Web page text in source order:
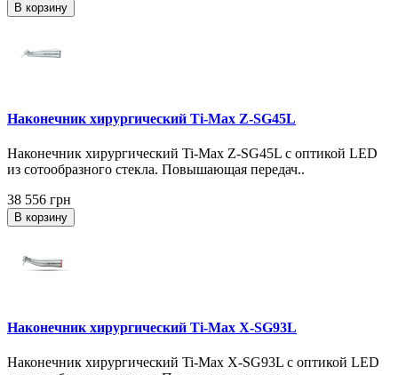
В корзину
Наконечник хирургический Ti-Max Z-SG45L
Наконечник хирургический Ti-Max Z-SG45L с оптикой LED
из сотообразного стекла. Повышающая передач..
38 556 грн
В корзину
Наконечник хирургический Ti-Max X-SG93L
Наконечник хирургический Ti-Max X-SG93L с оптикой LED